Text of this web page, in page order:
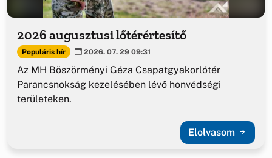
2026 augusztusi lőtérértesítő
Populáris hír 2026. 07. 29 09:31
Az MH Böszörményi Géza Csapatgyakorlótér
Parancsnokság kezelésében lévő honvédségi
területeken.
Elolvasom